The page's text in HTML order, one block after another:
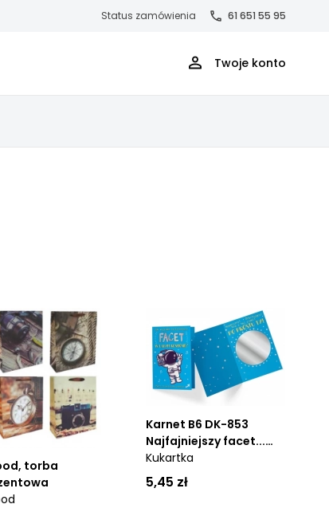
Status zamówienia 61 651 55 95
Twoje konto
torba
Karnet B6 DK-853
Najfajniejszy facet...
(lusterko)
Kukartka
5,45 zł